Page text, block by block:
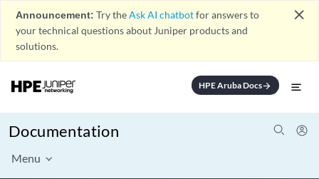
Announcement: Try theAsk AI chatbotfor answers to
your technical questions about Juniper products and
solutions.
close
HPE Aruba Docsarrow_forward
Documentation
Menu